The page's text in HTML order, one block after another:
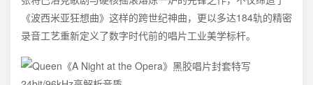
《波西米亚狂想曲》这样的跨世纪神曲，更以多达184轨的精密
录音工艺重新定义了数字时代前的唱片工业美学标杆。